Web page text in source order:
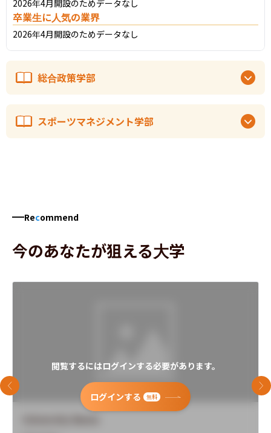
2026年4月開設のためデータなし
卒業生に人気の業界
2026年4月開設のためデータなし
総合政策学部
スポーツマネジメント学部
Recommend
今のあなたが狙える大学
閲覧するにはログインする必要があります。
ログインする 無料
前のスライド 次